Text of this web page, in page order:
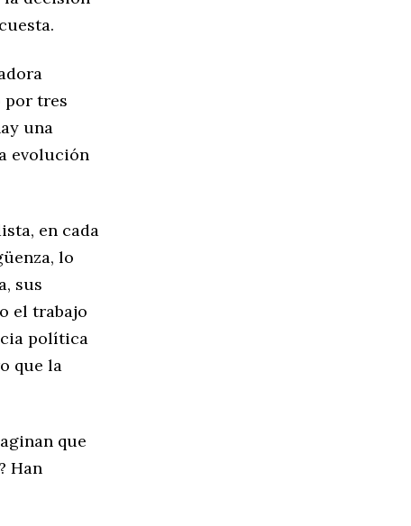
por tres
una
evolución
en cada
lo
sus
el trabajo
política
que la
que
Han